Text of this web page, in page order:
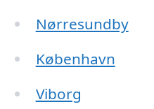
Nørresundby
København
Viborg